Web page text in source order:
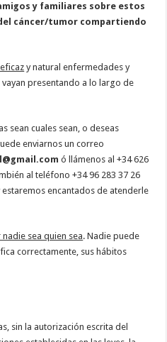
y familiares sobre estos
cáncer/tumor compartiendo
y natural enfermedades y
vayan presentando a lo largo de
sean cuales sean, o deseas
enviarnos un correo
ó llámenos al +34 626
al teléfono +34 96 283 37 26
encantados de atenderle
sea quien sea. Nadie puede
correctamente, sus hábitos
sin la autorización escrita del